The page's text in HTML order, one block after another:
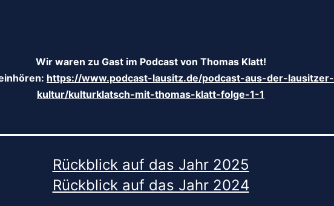
Wir waren zu Gast im Podcast von Thomas Klatt!
https://www.podcast-lausitz.de/podcast-aus-der-lausitzer-
kultur/kulturklatsch-mit-thomas-klatt-folge-1-1
Rückblick auf das Jahr 2025
Rückblick auf das Jahr 2024